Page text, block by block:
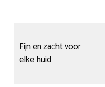
Fijn en zacht voor
elke huid